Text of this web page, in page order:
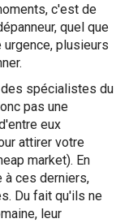
c'est de
quel que
plusieurs
spécialistes du
pas une
eux
attirer votre
market). En
à ces derniers,
Du fait qu'ils ne
leur